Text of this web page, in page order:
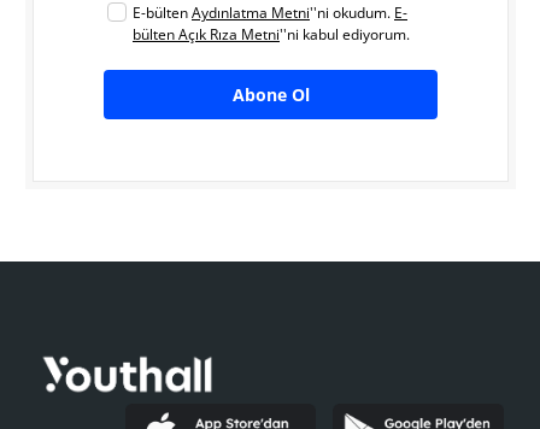
E-bültenAydınlatma Metni''ni okudum. E-
bülten Açık Rıza Metni''ni kabul ediyorum.
Abone Ol